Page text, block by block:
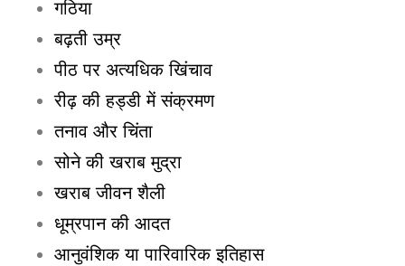
गठिया
बढ़ती उम्र
पीठ पर अत्यधिक खिंचाव
रीढ़ की हड्डी में संक्रमण
तनाव और चिंता
सोने की खराब मुद्रा
खराब जीवन शैली
धूम्रपान की आदत
आनुवंशिक या पारिवारिक इतिहास